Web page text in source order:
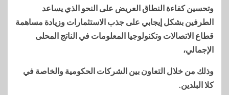
وتحسين كفاءة النطاق العريض على النحو الذي يساعد
الطرفين بشكل إيجابي على جذب الاستثمارات وزيادة مساهمة
قطاع الاتصالات وتكنولوجيا المعلومات في الناتج المحلى
الإجمالي،
وذلك من خلال التعاون بين الشركات الحكومية والخاصة في
كلا البلدين.